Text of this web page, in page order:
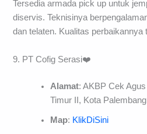
Tersedia armada pick up untuk
diservis. Teknisinya
dan telaten. Kualitas perbaikannya
9. PT Cofig Serasi❤️
Alamat: AKBP Cek
Timur II, Kota
Map: KlikDiSini